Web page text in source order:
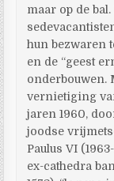
maar op de
hun bezwaren
en de “geest
onderbouwen.
vernietiging
jaren 1960,
joodse
Paulus VI
ex-cathedra